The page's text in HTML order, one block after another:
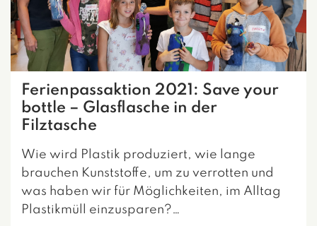
Ferienpassaktion 2021: Save your
bottle – Glasflasche in der
Filztasche
Wie wird Plastik produziert, wie lange
brauchen Kunststoffe, um zu verrotten und
was haben wir für Möglichkeiten, im Alltag
Plastikmüll einzusparen?…